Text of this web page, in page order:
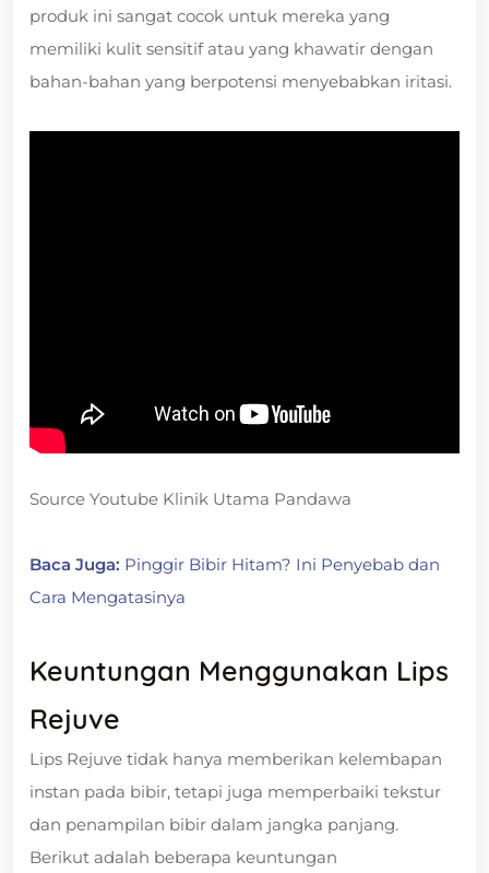
produk ini sangat cocok untuk mereka yang
memiliki kulit sensitif atau yang khawatir dengan
bahan-bahan yang berpotensi menyebabkan iritasi.
Source Youtube Klinik Utama Pandawa
Baca Juga: Pinggir Bibir Hitam? Ini Penyebab dan
Cara Mengatasinya
Keuntungan Menggunakan Lips
Rejuve
Lips Rejuve tidak hanya memberikan kelembapan
instan pada bibir, tetapi juga memperbaiki tekstur
dan penampilan bibir dalam jangka panjang.
Berikut adalah beberapa keuntungan